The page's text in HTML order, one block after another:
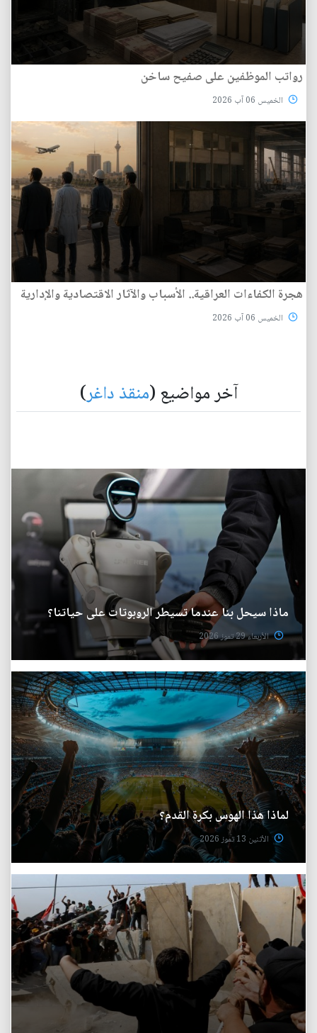
رواتب الموظفين على صفيح ساخن
الخميس 06 آب 2026
هجرة الكفاءات العراقية.. الأسباب والآثار الاقتصادية والإدارية
الخميس 06 آب 2026
آخر مواضيع (منقذ داغر)
ماذا سيحل بنا عندما تسيطر الروبوتات على حياتنا؟
الأربعاء 29 تموز 2026
لماذا هذا الهوس بكرة القدم؟
الأثنين 13 تموز 2026